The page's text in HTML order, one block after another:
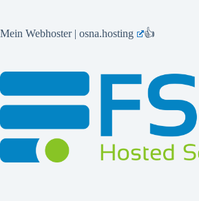
Mein Webhoster | osna.hosting 👍